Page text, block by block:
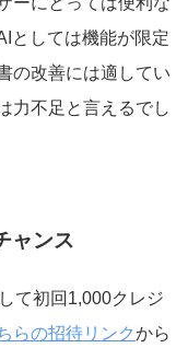
としては機能が限定
の改善には適してい
力不足と言えるでし
ャンス
て初回1,000クレジ
らの招待リンクから